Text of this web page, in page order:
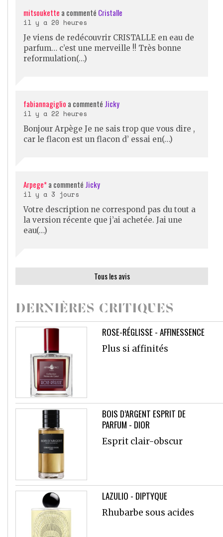
mitsoukette a commenté Cristalle
il y a 20 heures
Je viens de redécouvrir CRISTALLE en eau de
parfum… c’est une merveille !! Très bonne
reformulation(…)
fabiannagiglio a commenté Jicky
il y a 22 heures
Bonjour Arpège Je ne sais trop que vous dire ,
car le flacon est un flacon d’ essai en(…)
Arpege*a commenté Jicky
il y a 3 jours
Votre description ne correspond pas du tout a
la version récente que j’ai achetée. Jai une
eau(…)
Tous les avis
DERNIÈRES CRITIQUES
ROSE-RÉGLISSE - AFFINESSENCE
Plus si affinités
BOIS D’ARGENT ESPRIT DE
PARFUM - DIOR
Esprit clair-obscur
LAZULIO - DIPTYQUE
Rhubarbe sous acides